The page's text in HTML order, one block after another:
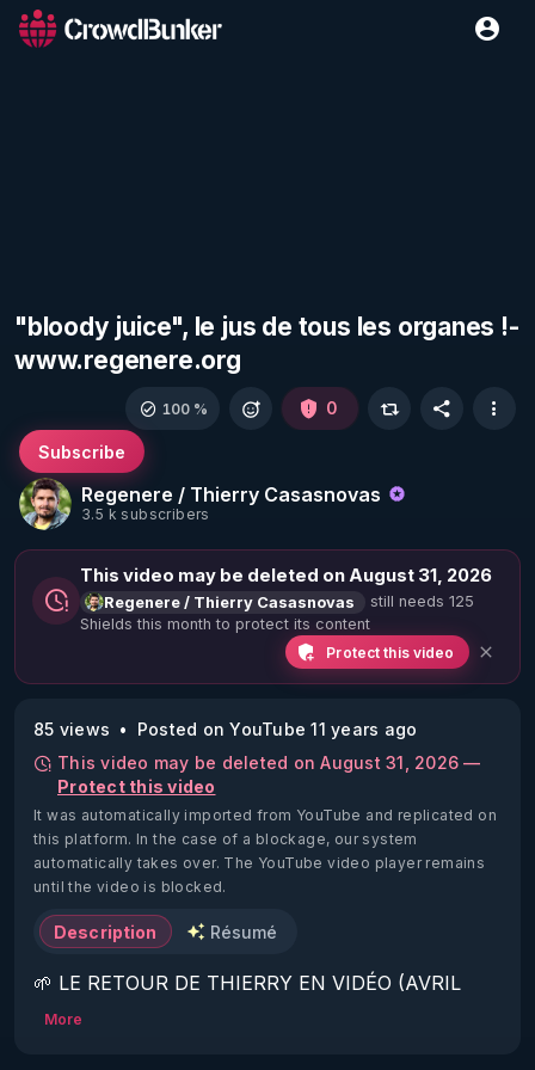
"bloody juice", le jus de tous les organes !-
www.regenere.org
Regenere / Thierry Casasnovas
3.5 k subscribers
Subscribe
100 % 0
This video may be deleted on August 31, 2026
Regenere / Thierry Casasnovas
still needs 125
Shields this month to protect its content
Protect this video
85 views
Posted on YouTube 11 years ago
This video may be deleted on August 31, 2026 —
Protect this video
It was automatically imported from YouTube and replicated on
this platform. In the case of a blockage, our system
automatically takes over. The YouTube video player remains
until the video is blocked.
Description Résumé
🌱 LE RETOUR DE THIERRY EN VIDÉO (AVRIL
2022)!
More